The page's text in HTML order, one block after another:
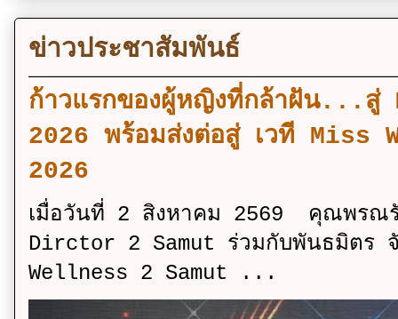
ข่าวประชาสัมพันธ์
ก้าวแรกของผู้หญิงที่กล้าฝัน...
2026 พร้อมส่งต่อสู่ เวที
2026
เมื่อวันที่ 2 สิงหาคม 2569 คุณพร
Dirctor 2 Samut ร่วมกับพันธมิตร จั
Wellness 2 Samut ...